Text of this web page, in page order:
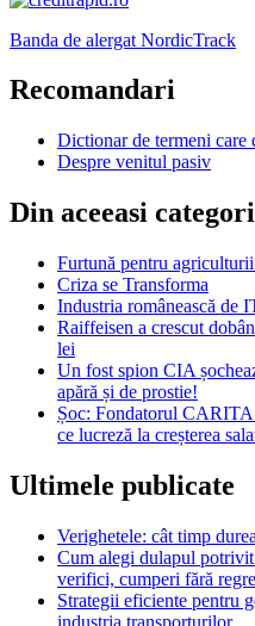
Banda de alergat NordicTrack
Recomandari
Dictionar de termeni care
Despre venitul pasiv
Din aceeasi
Furtună pentru
Criza se Transforma
Industria românească de
Raiffeisen a crescut
lei
Un fost spion CIA
apără și de prostie!
Șoc: Fondatorul
ce lucreză la creșterea
Ultimele publicate
Verighetele: cât timp
Cum alegi dulapul
verifici, cumperi fără
Strategii eficiente pentru
industria transporturilor